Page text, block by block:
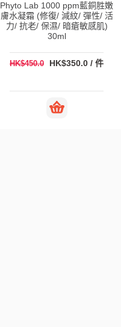
Phyto Lab 1000 ppm藍銅胜嫩
膚水凝霜 (修復/ 減紋/ 彈性/ 活
力/ 抗老/ 保濕/ 暗瘡敏感肌)
30ml
HK$450.0 HK$350.0 / 件